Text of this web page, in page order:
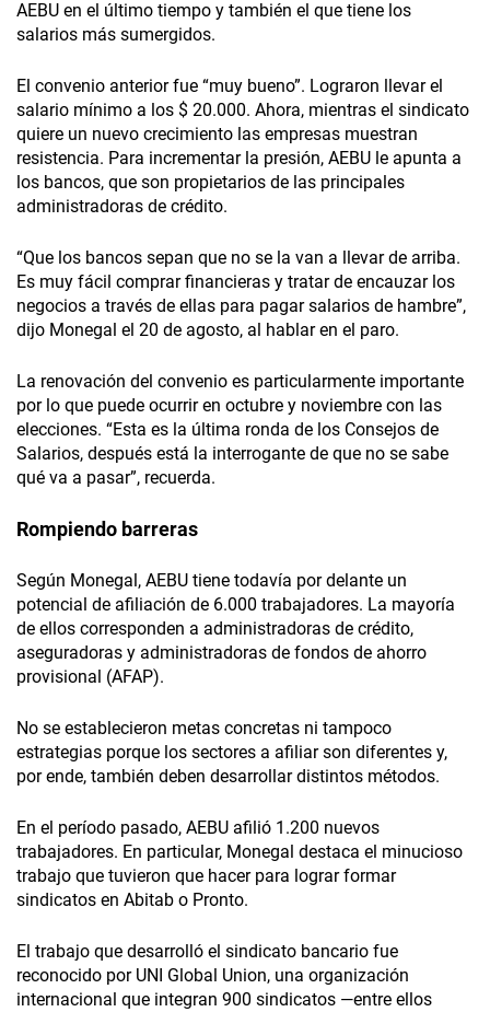
AEBU en el último tiempo y también el que tiene los
salarios más sumergidos.
El convenio anterior fue “muy bueno”. Lograron llevar el
salario mínimo a los $ 20.000. Ahora, mientras el sindicato
quiere un nuevo crecimiento las empresas muestran
resistencia. Para incrementar la presión, AEBU le apunta a
los bancos, que son propietarios de las principales
administradoras de crédito.
“Que los bancos sepan que no se la van a llevar de arriba.
Es muy fácil comprar financieras y tratar de encauzar los
negocios a través de ellas para pagar salarios de hambre”,
dijo Monegal el 20 de agosto, al hablar en el paro.
La renovación del convenio es particularmente importante
por lo que puede ocurrir en octubre y noviembre con las
elecciones. “Esta es la última ronda de los Consejos de
Salarios, después está la interrogante de que no se sabe
qué va a pasar”, recuerda.
Rompiendo barreras
Según Monegal, AEBU tiene todavía por delante un
potencial de afiliación de 6.000 trabajadores. La mayoría
de ellos corresponden a administradoras de crédito,
aseguradoras y administradoras de fondos de ahorro
provisional (AFAP).
No se establecieron metas concretas ni tampoco
estrategias porque los sectores a afiliar son diferentes y,
por ende, también deben desarrollar distintos métodos.
En el período pasado, AEBU afilió 1.200 nuevos
trabajadores. En particular, Monegal destaca el minucioso
trabajo que tuvieron que hacer para lograr formar
sindicatos en Abitab o Pronto.
El trabajo que desarrolló el sindicato bancario fue
reconocido por UNI Global Union, una organización
internacional que integran 900 sindicatos —entre ellos